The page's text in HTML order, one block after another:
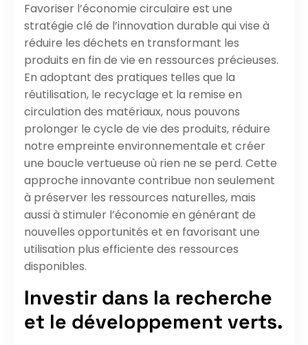
Favoriser l’économie circulaire est une
stratégie clé de l’innovation durable qui vise à
réduire les déchets en transformant les
produits en fin de vie en ressources précieuses.
En adoptant des pratiques telles que la
réutilisation, le recyclage et la remise en
circulation des matériaux, nous pouvons
prolonger le cycle de vie des produits, réduire
notre empreinte environnementale et créer
une boucle vertueuse où rien ne se perd. Cette
approche innovante contribue non seulement
à préserver les ressources naturelles, mais
aussi à stimuler l’économie en générant de
nouvelles opportunités et en favorisant une
utilisation plus efficiente des ressources
disponibles.
Investir dans la recherche
et le développement verts.